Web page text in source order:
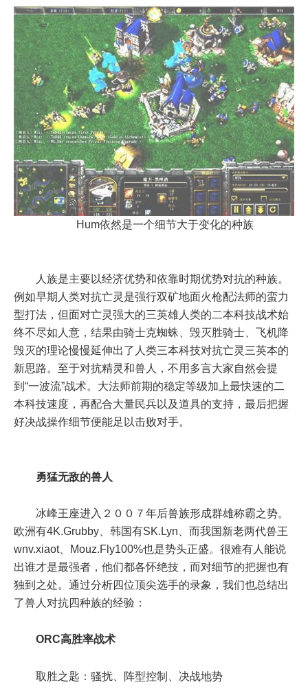
Hum依然是一个细节大于变化的种族
人族是主要以经济优势和依靠时期优势对抗的种族。
例如早期人类对抗亡灵是强行双矿地面火枪配法师的蛮力
型打法，但面对亡灵强大的三英雄人类的二本科技战术始
终不尽如人意，结果由骑士克蜘蛛、毁灭胜骑士、飞机降
毁灭的理论慢慢延伸出了人类三本科技对抗亡灵三英本的
新思路。至于对抗精灵和兽人，不用多言大家自然会提
到“一波流”战术。大法师前期的稳定等级加上最快速的二
本科技速度，再配合大量民兵以及道具的支持，最后把握
好决战操作细节便能足以击败对手。
勇猛无敌的兽人
冰峰王座进入２００７年后兽族形成群雄称霸之势。
欧洲有4K.Grubby、韩国有SK.Lyn、而我国新老两代兽王
wnv.xiaot、Mouz.Fly100%也是势头正盛。很难有人能说
出谁才是最强者，他们都各怀绝技，而对细节的把握也有
独到之处。通过分析四位顶尖选手的录象，我们也总结出
了兽人对抗四种族的经验：
ORC高胜率战术
取胜之匙：骚扰、阵型控制、决战地势